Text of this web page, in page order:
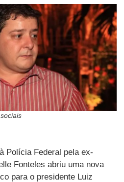
Polícia Federal pela ex-
Fonteles abriu uma nova
para o presidente Luiz